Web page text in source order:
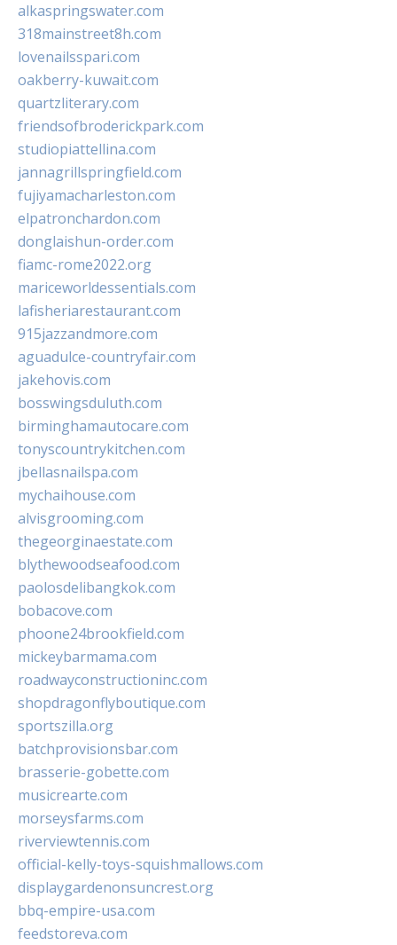
alkaspringswater.com
318mainstreet8h.com
lovenailsspari.com
oakberry-kuwait.com
quartzliterary.com
friendsofbroderickpark.com
studiopiattellina.com
jannagrillspringfield.com
fujiyamacharleston.com
elpatronchardon.com
donglaishun-order.com
fiamc-rome2022.org
mariceworldessentials.com
lafisheriarestaurant.com
915jazzandmore.com
aguadulce-countryfair.com
jakehovis.com
bosswingsduluth.com
birminghamautocare.com
tonyscountrykitchen.com
jbellasnailspa.com
mychaihouse.com
alvisgrooming.com
thegeorginaestate.com
blythewoodseafood.com
paolosdelibangkok.com
bobacove.com
phoone24brookfield.com
mickeybarmama.com
roadwayconstructioninc.com
shopdragonflyboutique.com
sportszilla.org
batchprovisionsbar.com
brasserie-gobette.com
musicrearte.com
morseysfarms.com
riverviewtennis.com
official-kelly-toys-squishmallows.com
displaygardenonsuncrest.org
bbq-empire-usa.com
feedstoreva.com